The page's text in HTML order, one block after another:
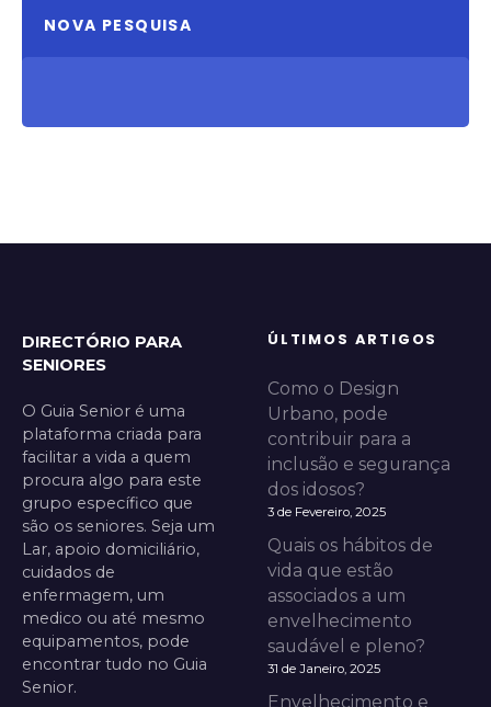
NOVA PESQUISA
DIRECTÓRIO PARA
SENIORES
O Guia Senior é uma
plataforma criada para
facilitar a vida a quem
procura algo para este
grupo específico que
são os seniores. Seja um
Lar, apoio domiciliário,
cuidados de
enfermagem, um
medico ou até mesmo
equipamentos, pode
encontrar tudo no Guia
Senior.
ÚLTIMOS ARTIGOS
Como o Design
Urbano, pode
contribuir para a
inclusão e segurança
dos idosos?
3 de Fevereiro, 2025
Quais os hábitos de
vida que estão
associados a um
envelhecimento
saudável e pleno?
31 de Janeiro, 2025
Envelhecimento e